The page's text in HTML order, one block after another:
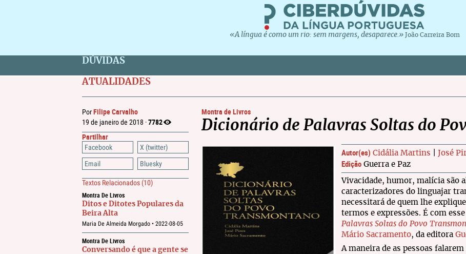
«A língua é como um rio: sem margens, desaparece.» João Carreira Bom
DÚVIDAS
ATUALIDADES
PorFilipe Carvalho
19 de janeiro de 2018 ·7782
Partilhar
Facebook
X (twitter)
Email
Bluesky
Textos Relacionados (10)
Montra De Livros
Ditos e Ditotes Populares da
Beira Alta
Maria De Almeida Morgado • 2022-08-05
Montra De Livros
Conversando é que a gente se
Montra de Livros
Dicionário de Palavras Soltas do
Autor(es) Cidália Martins José
Edição Guerra e Paz
Vivacidade, humor, malícia são
caracterizadores do linguajar
necessitará de quem lhe
termos e expressões. É com
Palavras Soltas do Povo
Mário Sacramento, da editora
A maneira de as pessoas